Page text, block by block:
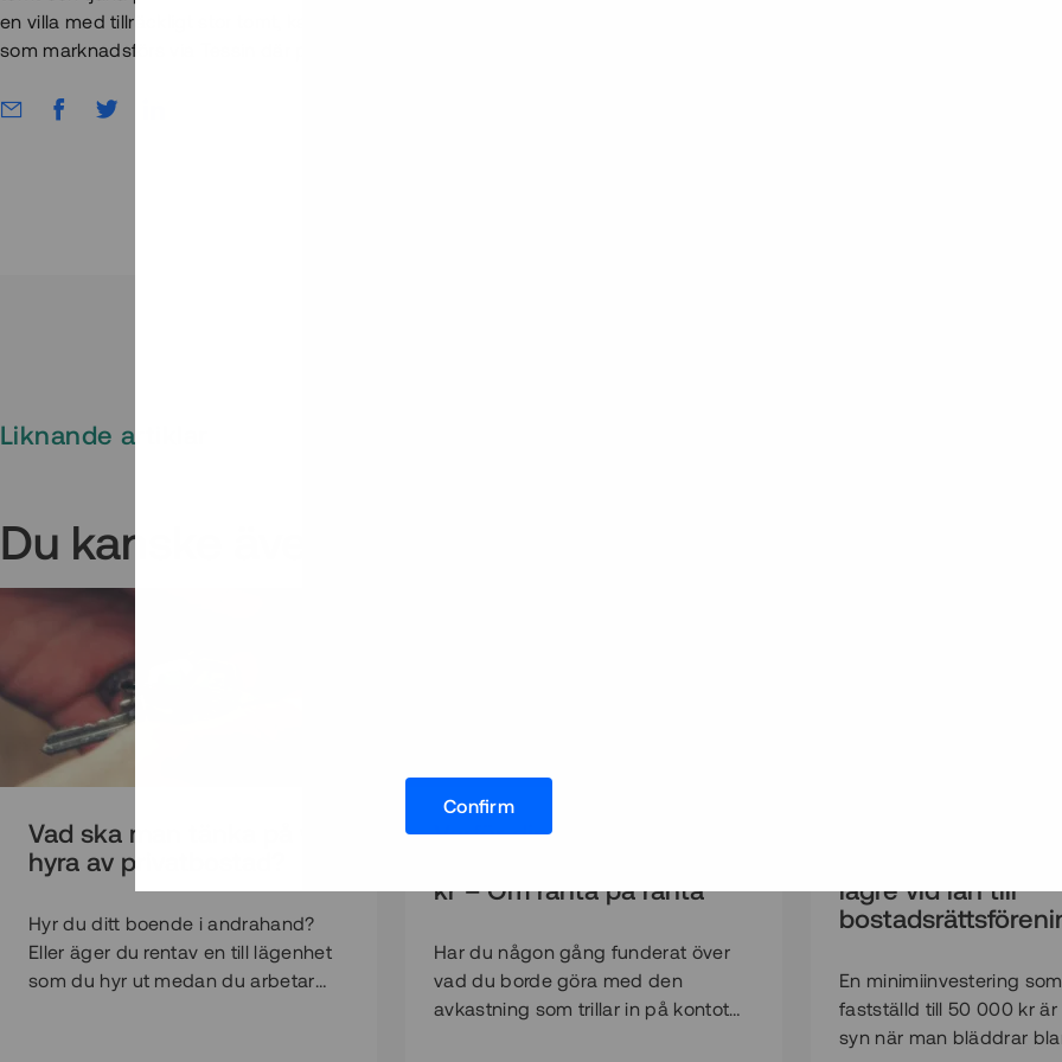
en villa med tillräckligt stor tomt, kan du åtminstone ibland investera i sådana projekt
som marknadsförs via Tessin där projektägaren också bygger till attefallshus.
Liknande artiklar
Du kanske även gillar:
Vad ska man tänka på vid
hyra av privatbostad?
Hyr du ditt boende i andrahand?
Eller äger du rentav en till lägenhet
som du hyr ut medan du arbetar
Varför din iPhone X
kr – Om ränta på ränta
Har du någon gång funderat över
vad du borde göra med den
avkastning som trillar in på kontot
lägre vid lån till
En minimiinvestering
fastställd till 50 000 kr är
syn när man bläddrar
Confirm